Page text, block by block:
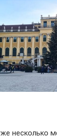
несколько